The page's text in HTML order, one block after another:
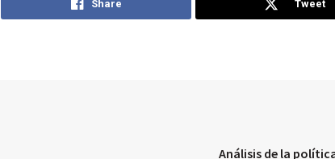
Share Tweet
Análisis de la